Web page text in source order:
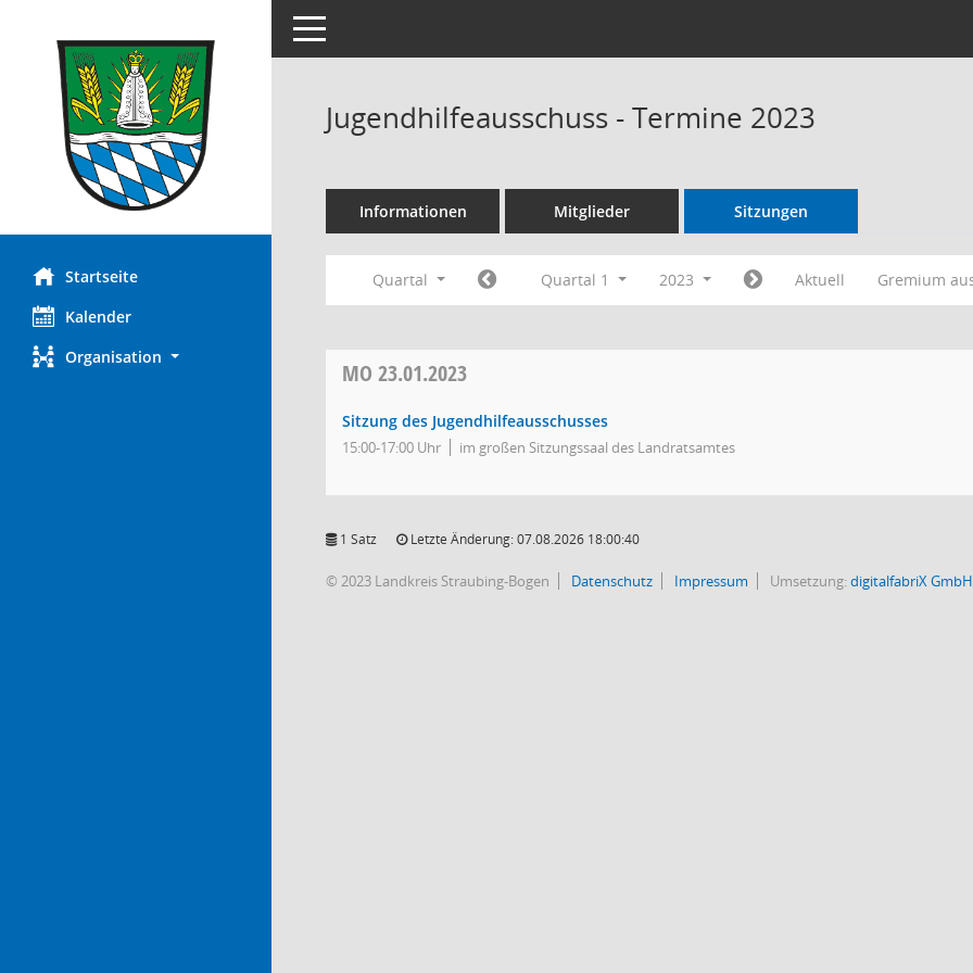
Startseite
Kalender
Organisation
Toggle navigation
Jugendhilfeausschuss - Termine 2023
Informationen Mitglieder Sitzungen
Quartal Quartal 1 2023 Aktuell Gremium
MO 23.01.2023
Sitzung des Jugendhilfeausschusses
15:00-17:00 Uhr im großen Sitzungssaal des Landratsamtes
1 Satz Letzte Änderung: 07.08.2026 18:00:40
© 2023 Landkreis Straubing-Bogen Datenschutz Impressum Umsetzung:digitalfabriX GmbH